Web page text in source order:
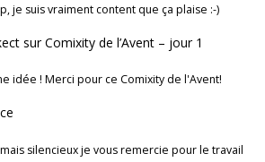
je suis vraiment content que ça plaise :-)
surComixity de l’Avent – jour 1
idée ! Merci pour ce Comixity de l'Avent!
silencieux je vous remercie pour le travail